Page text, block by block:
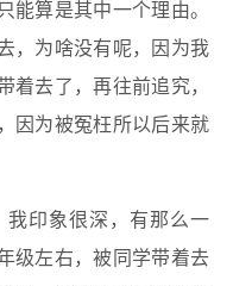
能算是其中一个理由。
，为啥没有呢，因为我
着去了，再往前追究，
因为被冤枉所以后来就
印象很深，有那么一
级左右，被同学带着去